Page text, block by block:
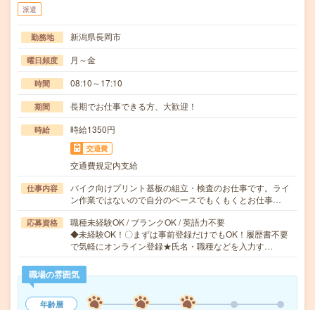
派遣
勤務地 新潟県長岡市
曜日頻度 月～金
時間 08:10～17:10
期間 長期でお仕事できる方、大歓迎！
時給 時給1350円
交通費
交通費規定内支給
仕事内容
バイク向けプリント基板の組立・検査のお仕事です。ライ
ン作業ではないので自分のペースでもくもくとお仕事…
応募資格
職種未経験OK / ブランクOK / 英語力不要
◆未経験OK！〇まずは事前登録だけでもOK！履歴書不要
で気軽にオンライン登録★氏名・職種などを入力す…
職場の雰囲気
年齢層